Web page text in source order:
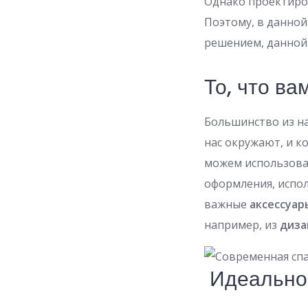
Поэтому, в
решением,
То, что
Большинство из
нас окружают, и
можем
оформления,
важные
например, из